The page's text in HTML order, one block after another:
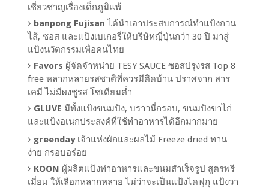
เชี่ยวชาญเรื่องเด็กภูมิแพ้
banpong Fujisanได้นำเอาประสบการณ์ทำแป้งกวน
ไส้, ซอส และแป้งเบเกอรี่ให้บริษัทญี่ปุ่นกว่า 30 ปี มาสู่
แป้งนวัตกรรมเพื่อคนไทย
Favors ผู้จัดจำหน่าย TESY SAUCE ซอสปรุงรส Top 8
free หลากหลายรสชาติที่ควรมีติดบ้าน ปราศจาก สาร
เคมี ไม่มีผงชูรส โซเดียมต่ำ
GLUVE มีทั้งแป้งขนมปัง, บราวนี่กรอบ, ขนมปังขาไก่
และแป้งอเนกประสงค์ที่ใช้ทำอาหารได้อีกมากมาย
greenday เจ้าแห่งผักและผลไม้ Freeze dried ทาน
ง่าย กรอบอร่อย
KOON ผู้ผลิตแป้งทำอาหารและขนมสำเร็จรูป สูตรพรี
เมี่ยม ให้เลือกหลากหลาย ไม่ว่าจะเป็นแป้งไดฟุกุ แป้งวา